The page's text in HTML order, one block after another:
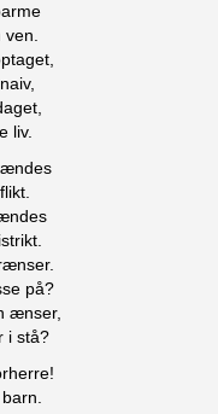
liv.
på?
ænser,
i stå?